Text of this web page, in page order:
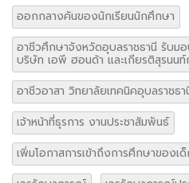
ออกกลางคันของนักเรียนนักศึกษา
อาชีวศึกษาจังหวัดอุบลราชธานี รับม
บริษัท เอพี ฮอนด้า และเกียรติสุรนนท์
อาชีวอาสา วิทยาลัยเทคนิคอุบลราชธา
เจ้าหน้าที่ธุรการ งานประชาสัมพันธ์
เพิ่มโอกาสการเข้าถึงการศึกษาของ